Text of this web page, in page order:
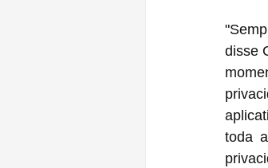
disse
toda